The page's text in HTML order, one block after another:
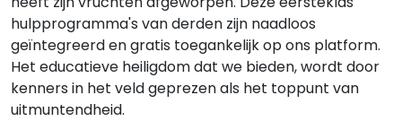
hulpprogramma's van derden zijn naadloos
geïntegreerd en gratis toegankelijk op ons platform.
Het educatieve heiligdom dat we bieden, wordt door
kenners in het veld geprezen als het toppunt van
uitmuntendheid.